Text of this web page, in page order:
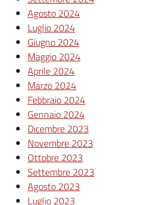
Agosto 2024
Luglio 2024
Giugno 2024
Maggio 2024
Aprile 2024
Marzo 2024
Febbraio 2024
Gennaio 2024
Dicembre 2023
Novembre 2023
Ottobre 2023
Settembre 2023
Agosto 2023
Luglio 2023